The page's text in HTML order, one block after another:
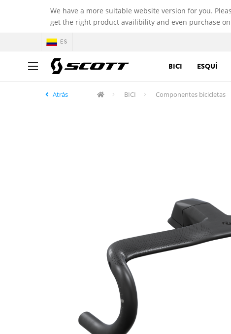
We have a more suitable website version for you.
get the right product availibility and even purchase
ES
BICI ESQUÍ
Atrás BICI Componentes bicicletas